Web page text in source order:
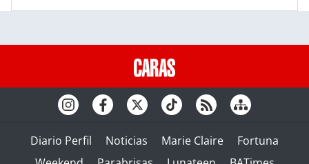
Diario Perfil Noticias Marie Claire
Fortuna